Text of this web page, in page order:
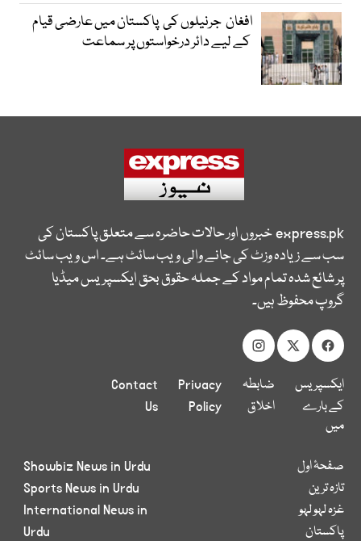
افغان جرنیلوں کی پاکستان میں عارضی قیام
کے لیے دائر درخواستوں پر سماعت
express.pkخبروں اور حالات حاضرہ سے متعلق پاکستان کی
سب سے زیادہ وزٹ کی جانے والی ویب سائٹ ہے۔ اس ویب سائٹ
پر شائع شدہ تمام مواد کے جملہ حقوق بحق ایکسپریس میڈیا
گروپ محفوظ ہیں۔
ایکسپریس
کے بارے
میں
ضابطہ
اخلاق
Privacy
Policy
Contact
Us
صفحۂ اول
تازہ ترین
غزہ لہو لہو
پاکستان
Showbiz News in Urdu
Sports News in Urdu
International News in
Urdu